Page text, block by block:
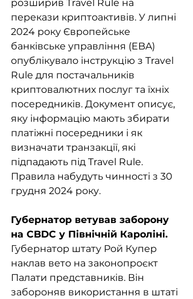
розширив Travel Rule на
перекази криптоактивів. У липні
2024 року Європейське
банківське управління (EBA)
опублікувало інструкцію з Travel
Rule для постачальників
криптовалютних послуг та їхніх
посередників. Документ описує,
яку інформацію мають збирати
платіжні посередники і як
визначати транзакції, які
підпадають під Travel Rule.
Правила набудуть чинності з 30
грудня 2024 року.
Губернатор ветував заборону
на CBDC у Північній Кароліні.
Губернатор штату Рой Купер
наклав вето на законопроєкт
Палати представників. Він
забороняв використання в штаті